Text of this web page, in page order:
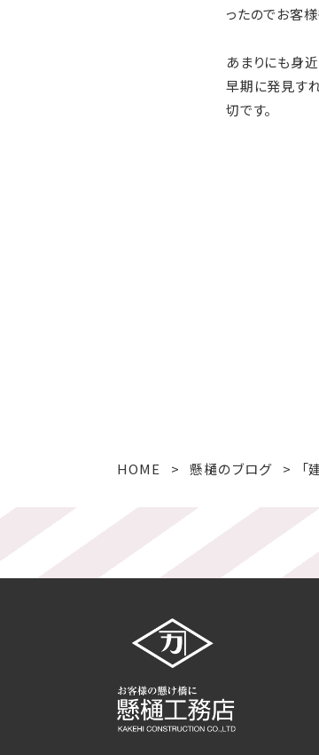
ったのでお客様
あまりにも身
早期に発見す
切です。
HOME 懸樋のブログ